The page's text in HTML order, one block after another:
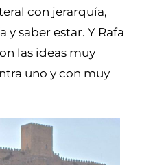
con jerarquía,
y saber estar. Y Rafa
las ideas muy
uno y con muy